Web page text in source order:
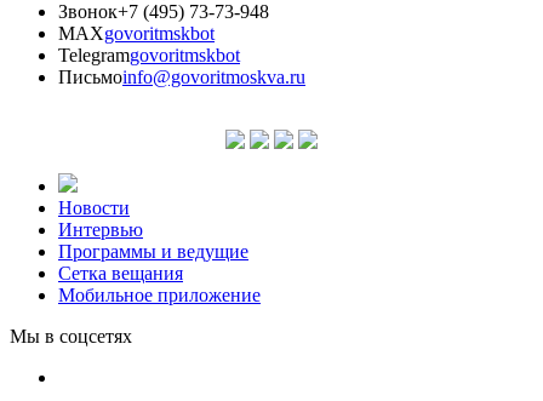
Звонок+7 (495) 73-73-948
MAXgovoritmskbot
Telegramgovoritmskbot
Письмоinfo@govoritmoskva.ru
Новости
Интервью
Программы и ведущие
Сетка вещания
Мобильное приложение
Мы в соцсетях